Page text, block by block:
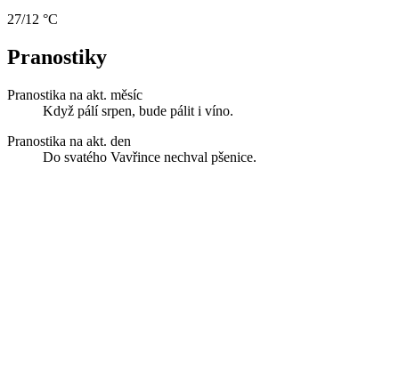
27/12 °C
Pranostiky
Pranostika na akt. měsíc
Když pálí srpen, bude pálit i víno.
Pranostika na akt. den
Do svatého Vavřince nechval pšenice.